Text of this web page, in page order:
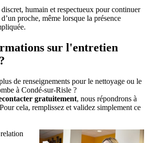
humain et respectueux pour continuer
proche, même lorsque la présence
sur l'entretien
de renseignements pour le nettoyage ou le
à Condé-sur-Risle ?
gratuitement, nous répondrons à
cela, remplissez et validez simplement ce